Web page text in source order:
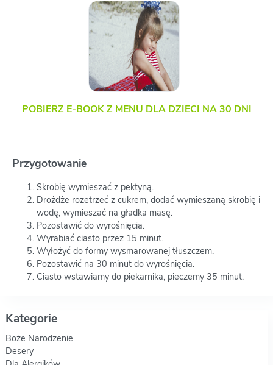
POBIERZ E-BOOK Z MENU DLA DZIECI NA 30 DNI
Przygotowanie
Skrobię wymieszać z pektyną.
Drożdże rozetrzeć z cukrem, dodać wymieszaną skrobię i
wodę, wymieszać na gładka masę.
Pozostawić do wyrośnięcia.
Wyrabiać ciasto przez 15 minut.
Wyłożyć do formy wysmarowanej tłuszczem.
Pozostawić na 30 minut do wyrośnięcia.
Ciasto wstawiamy do piekarnika, pieczemy 35 minut.
Kategorie
Boże Narodzenie
Desery